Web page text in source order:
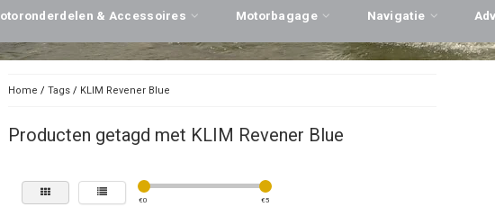
& Accessoires Motorbagage Navigatie
Home / Tags/ KLIM Revener Blue
Producten getagd met KLIM Revener Blue
€0 €5